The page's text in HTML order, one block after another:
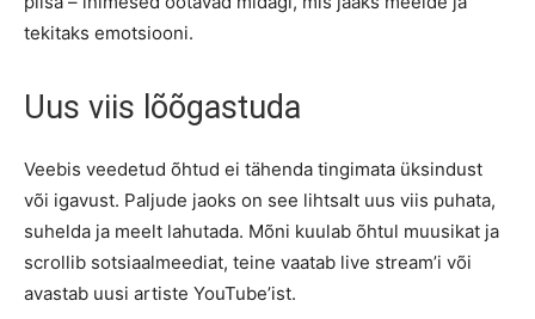
tekitaks emotsiooni.
Uus viis lõõgastuda
Veebis veedetud õhtud ei tähenda tingimata üksindust
või igavust. Paljude jaoks on see lihtsalt uus viis puhata,
suhelda ja meelt lahutada. Mõni kuulab õhtul muusikat ja
scrollib sotsiaalmeediat, teine vaatab live stream’i või
avastab uusi artiste YouTube’ist.